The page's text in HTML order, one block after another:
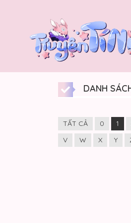
DANH
TẤT CẢ 0 1
V
W X Y